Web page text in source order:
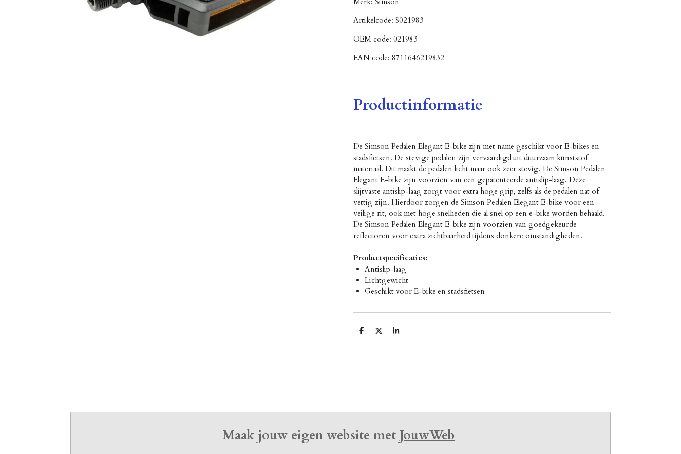
Artikelcode: S021983
OEM code: 021983
EAN code: 8711646219832
Productinformatie
De Simson Pedalen Elegant E-bike zijn met name geschikt voor E-bikes en
stadsfietsen. De stevige pedalen zijn vervaardigd uit duurzaam kunststof
materiaal. Dit maakt de pedalen licht maar ook zeer stevig. De Simson Pedalen
Elegant E-bike zijn voorzien van een gepatenteerde antislip-laag. Deze
slijtvaste antislip-laag zorgt voor extra hoge grip, zelfs als de pedalen nat of
vettig zijn. Hierdoor zorgen de Simson Pedalen Elegant E-bike voor een
veilige rit, ook met hoge snelheden die al snel op een e-bike worden behaald.
De Simson Pedalen Elegant E-bike zijn voorzien van goedgekeurde
reflectoren voor extra zichtbaarheid tijdens donkere omstandigheden.
Productspecificaties:
Antislip-laag
Lichtgewicht
Geschikt voor E-bike en stadsfietsen
D
D
S
Maak jouw eigen website met JouwWeb